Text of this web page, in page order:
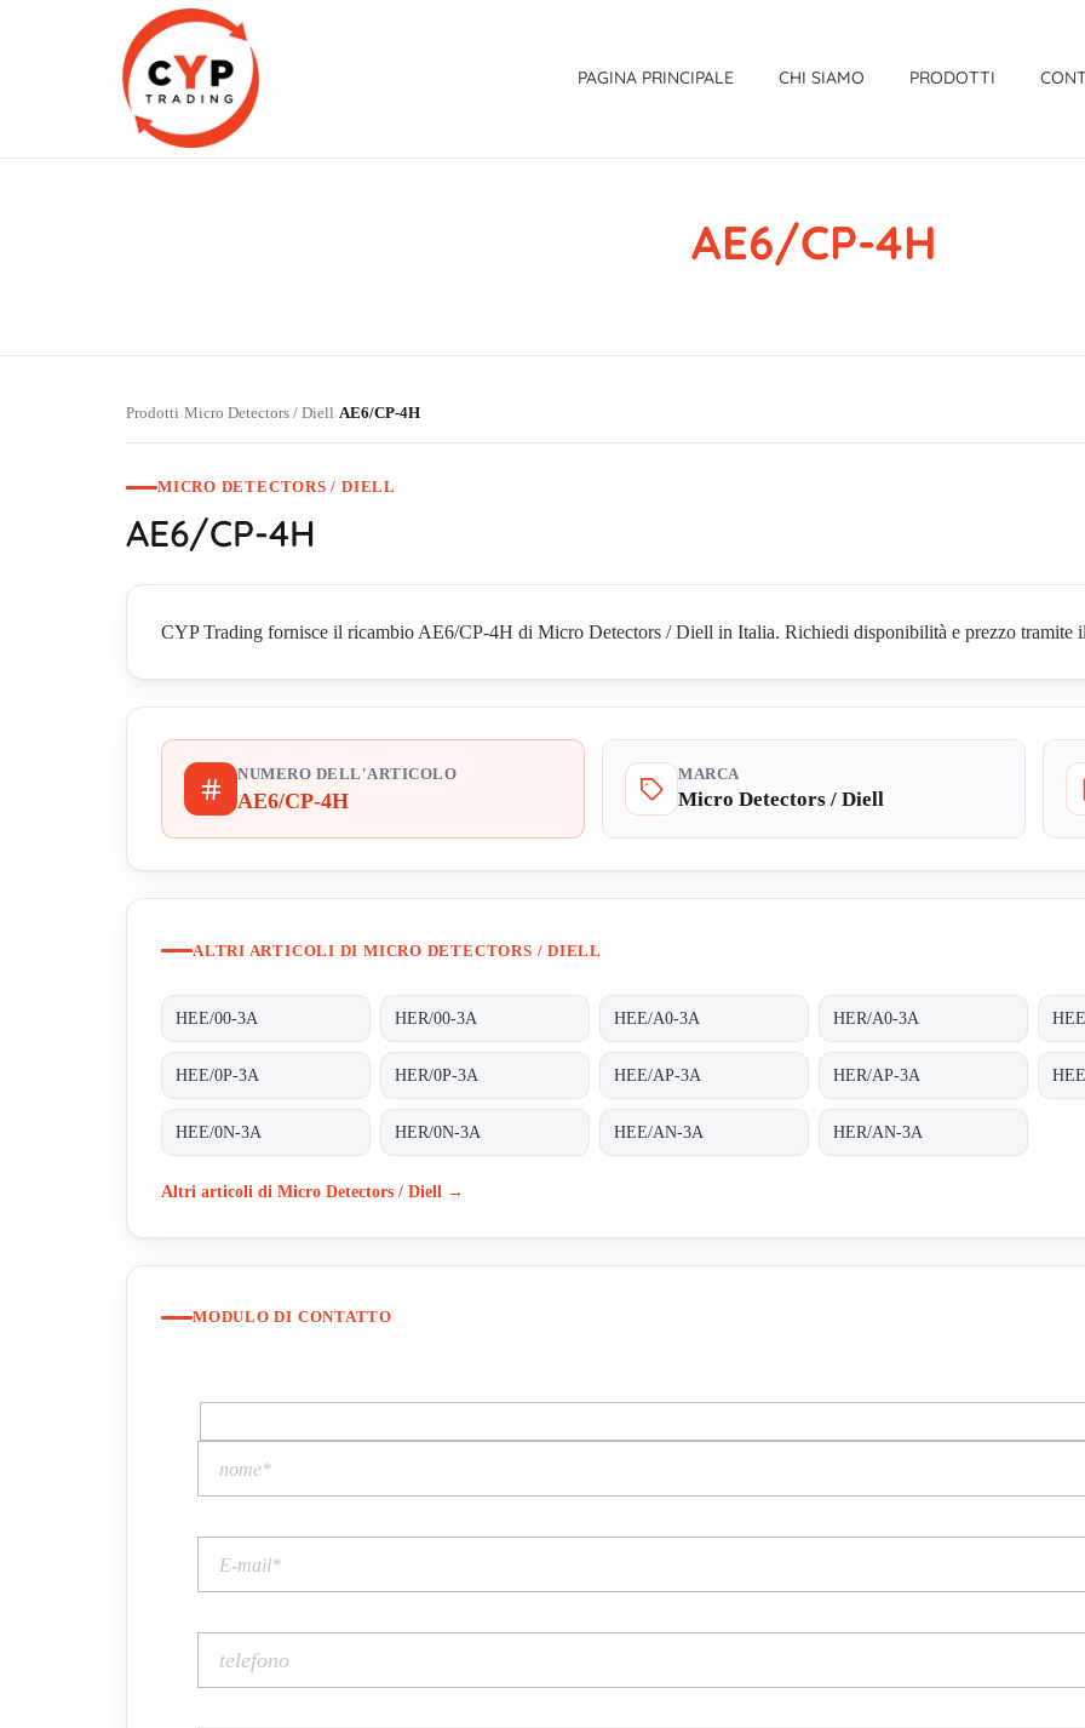
PAGINA PRINCIPALE CHI SIAMO PRODOTTI
AE6/CP-4H
Prodotti›Micro Detectors / Diell›AE6/CP-4H
MICRO DETECTORS / DIELL
AE6/CP-4H
CYP Trading fornisce il ricambio AE6/CP-4H di Micro Detectors / Diell in Italia. Richiedi disponibilità e prezzo tramite
NUMERO DELL'ARTICOLO
AE6/CP-4H
MARCA
Micro Detectors / Diell
ALTRI ARTICOLI DI MICRO DETECTORS / DIELL
HEE/00-3A HER/00-3A HEE/A0-3A HER/A0-3A
HEE/0P-3A HER/0P-3A HEE/AP-3A HER/AP-3A
HEE/0N-3A HER/0N-3A HEE/AN-3A HER/AN-3A
Altri articoli di Micro Detectors / Diell →
MODULO DI CONTATTO